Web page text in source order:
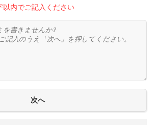
内でご記入ください